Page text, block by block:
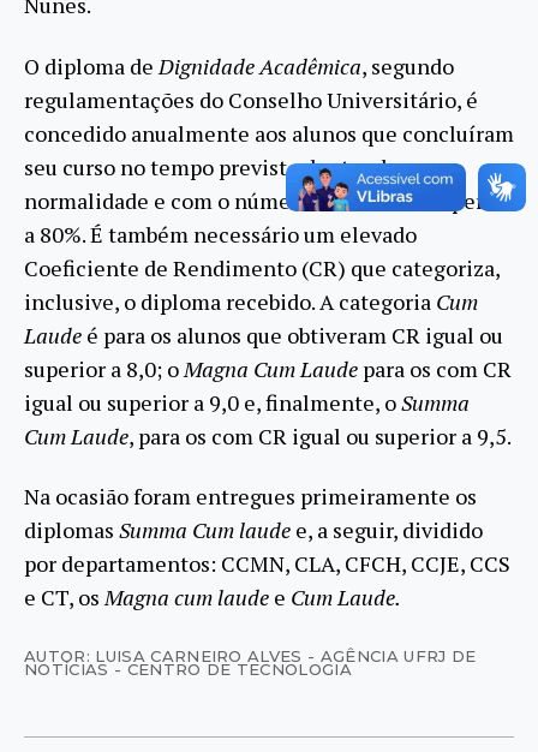
O diploma de Dignidade Acadêmica, segundo
regulamentações do Conselho Universitário, é
concedido anualmente aos alunos que concluíram
seu curso no tempo previsto dentro da
normalidade e com o número de créditos superior
a 80%. É também necessário um elevado
Coeficiente de Rendimento (CR) que categoriza,
inclusive, o diploma recebido. A categoria Cum
Laude é para os alunos que obtiveram CR igual ou
superior a 8,0; o Magna Cum Laude para os com CR
igual ou superior a 9,0 e, finalmente, oSumma
Cum Laude, para os com CR igual ou superior a 9,5.
Na ocasião foram entregues primeiramente os
diplomas Summa Cum laude e, a seguir, dividido
por departamentos: CCMN, CLA, CFCH, CCJE, CCS
e CT, osMagna cum laude e Cum Laude.
AUTOR: LUISA CARNEIRO ALVES - AGÊNCIA UFRJ DE
NOTÍCIAS - CENTRO DE TECNOLOGIA